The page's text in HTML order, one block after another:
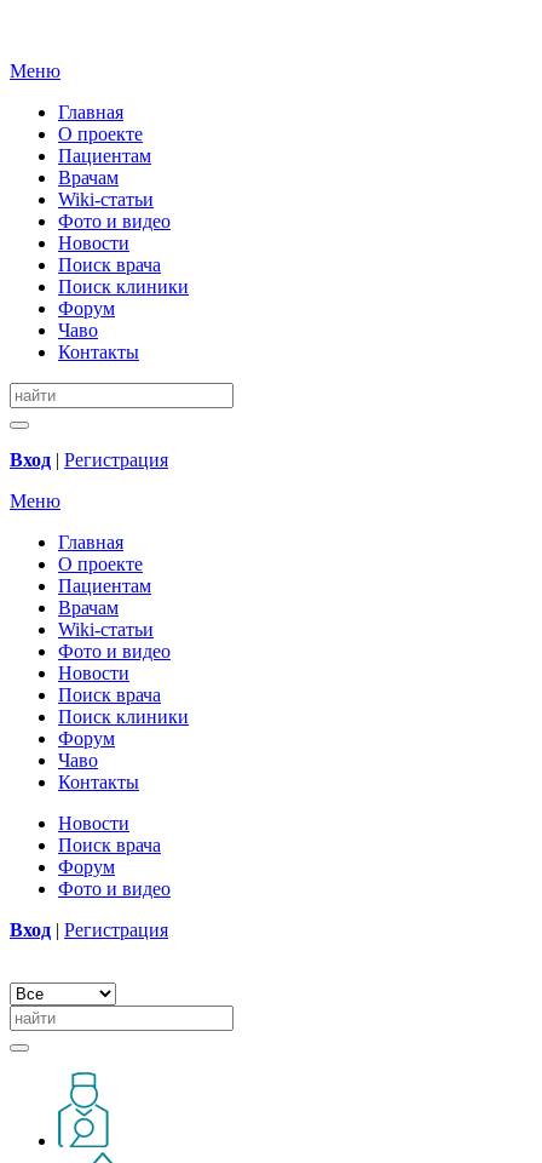
Меню
Главная
О проекте
Пациентам
Врачам
Wiki-статьи
Фото и видео
Новости
Поиск врача
Поиск клиники
Форум
Чаво
Контакты
Вход | Регистрация
Меню
Главная
О проекте
Пациентам
Врачам
Wiki-статьи
Фото и видео
Новости
Поиск врача
Поиск клиники
Форум
Чаво
Контакты
Новости
Поиск врача
Форум
Фото и видео
Вход | Регистрация